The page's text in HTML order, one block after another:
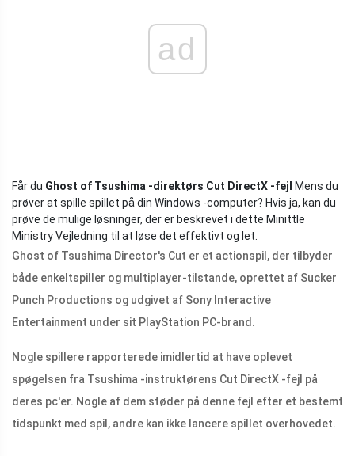
ad
Får du Ghost of Tsushima -direktørs Cut DirectX -fejl
Mens du
prøver at spille spillet på din Windows -computer? Hvis ja, kan du
prøve de mulige løsninger, der er beskrevet i dette Minittle
Ministry Vejledning til at løse det effektivt og let.
Ghost of Tsushima Director's Cut er et actionspil, der tilbyder
både enkeltspiller og multiplayer-tilstande, oprettet af Sucker
Punch Productions og udgivet af Sony Interactive
Entertainment under sit PlayStation PC-brand.
Nogle spillere rapporterede imidlertid at have oplevet
spøgelsen fra Tsushima -instruktørens Cut DirectX -fejl på
deres pc'er. Nogle af dem støder på denne fejl efter et bestemt
tidspunkt med spil, andre kan ikke lancere spillet overhovedet.